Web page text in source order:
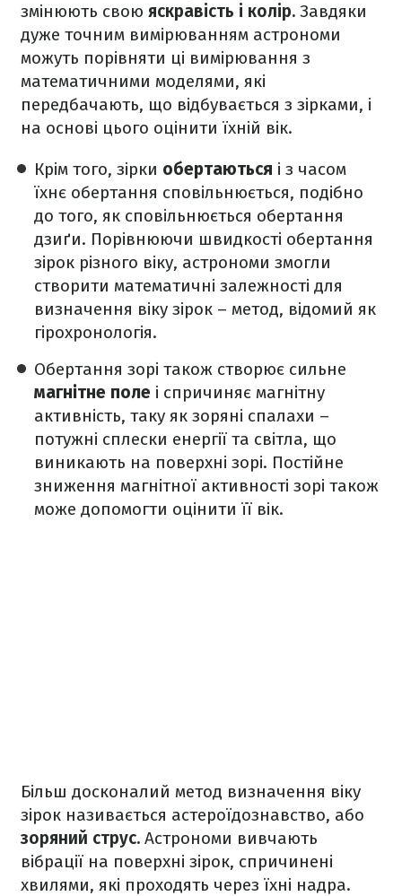
змінюють свою яскравість і колір. Завдяки
дуже точним вимірюванням астрономи
можуть порівняти ці вимірювання з
математичними моделями, які
передбачають, що відбувається з зірками, і
на основі цього оцінити їхній вік.
Крім того, зірки обертаються і з часом
їхнє обертання сповільнюється, подібно
до того, як сповільнюється обертання
дзиґи. Порівнюючи швидкості обертання
зірок різного віку, астрономи змогли
створити математичні залежності для
визначення віку зірок – метод, відомий як
гірохронологія.
Обертання зорі також створює сильне
магнітне поле і спричиняє магнітну
активність, таку як зоряні спалахи –
потужні сплески енергії та світла, що
виникають на поверхні зорі. Постійне
зниження магнітної активності зорі також
може допомогти оцінити її вік.
Більш досконалий метод визначення віку
зірок називається астероїдознавство, або
зоряний струс. Астрономи вивчають
вібрації на поверхні зірок, спричинені
хвилями, які проходять через їхні надра.